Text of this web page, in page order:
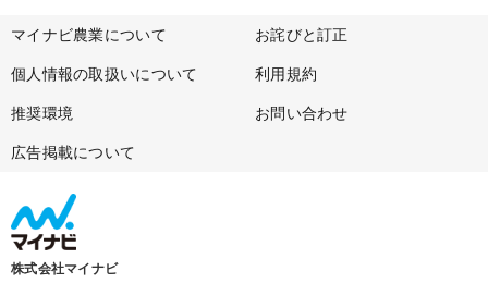
マイナビ農業について お詫びと訂正
個人情報の取扱いについて 利用規約
推奨環境 お問い合わせ
広告掲載について
株式会社マイナビ